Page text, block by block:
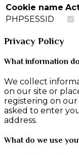
Cookie name
PHPSESSID
Privacy Policy
What information
We collect
on our site or
registering on our
asked to enter
address.
What do we use